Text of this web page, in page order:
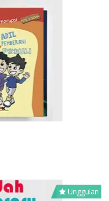
Unggulan